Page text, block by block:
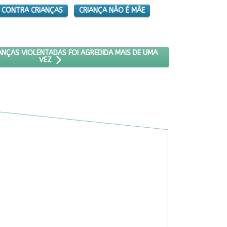
CRIANÇAS
CRIANÇA NÃO É MÃE
METADE DAS CRIANÇAS VIOLENTADAS FOI AGREDIDA MAIS DE UMA
VIOLENTADAS FOI AGREDIDA MAIS DE UMA
VEZ